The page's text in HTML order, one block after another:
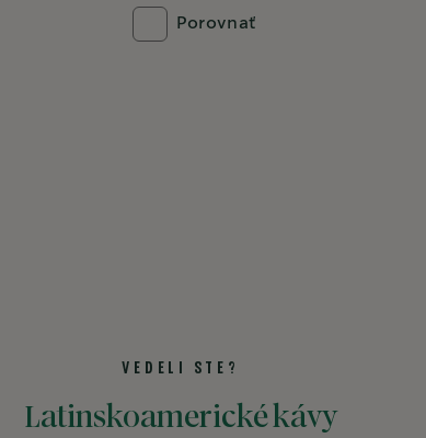
Porovnať
VEDELI STE?
Latinskoamerické kávy